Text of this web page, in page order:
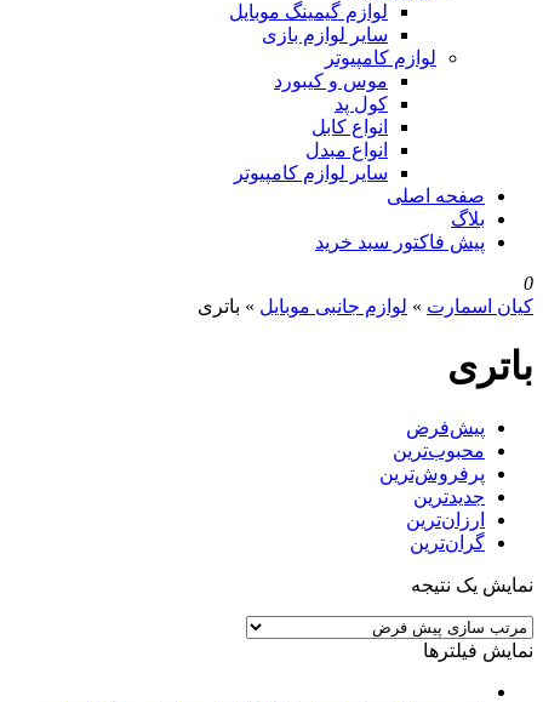
لوازم گیمینگ موبایل
سایر لوازم بازی
لوازم کامپیوتر
موس و کیبورد
کول پد
انواع کابل
انواع مبدل
سایر لوازم کامپیوتر
صفحه اصلی
بلاگ
پیش فاکتور سبد خرید
0
کیان اسمارت » لوازم جانبی موبایل » باتری
باتری
پیش‌فرض
محبوب‌ترین
پرفروش‌ترین
جدیدترین
ارزان‌ترین
گران‌ترین
نمایش یک نتیجه
نمایش فیلترها